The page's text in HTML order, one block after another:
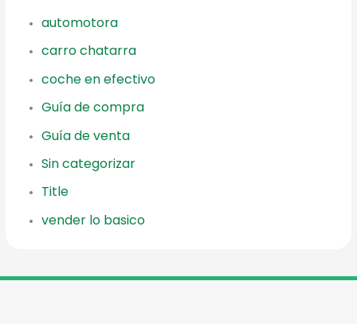
automotora
carro chatarra
coche en efectivo
Guía de compra
Guía de venta
Sin categorizar
Title
vender lo basico